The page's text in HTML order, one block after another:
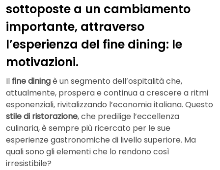
sottoposte a un cambiamento
importante, attraverso
l’esperienza del fine dining: le
motivazioni.
Il fine diningè un segmento dell’ospitalità che,
attualmente, prospera e continua a crescere a ritmi
esponenziali, rivitalizzando l’economia italiana. Questo
stile di ristorazione, che predilige l’eccellenza
culinaria, è sempre più ricercato per le sue
esperienze gastronomiche di livello superiore. Ma
quali sono gli elementi che lo rendono così
irresistibile?